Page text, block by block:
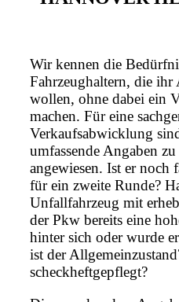
Wir kennen die
Fahrzeughaltern, die
wollen, ohne dabei ein
machen. Für eine
Verkaufsabwicklung
umfassende Angaben
angewiesen. Ist er noch
für ein zweite Runde?
Unfallfahrzeug mit
der Pkw bereits eine
hinter sich oder wurde
ist der
scheckheftgepflegt?